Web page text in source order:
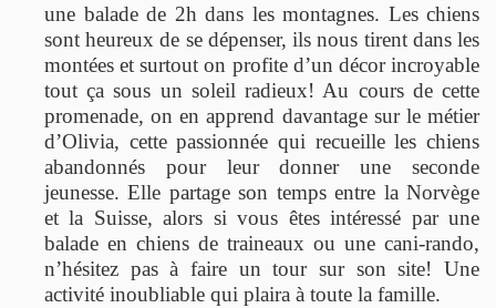
une balade de 2h dans les montagnes. Les chiens
sont heureux de se dépenser, ils nous tirent dans les
montées et surtout on profite d’un décor incroyable
tout ça sous un soleil radieux! Au cours de cette
promenade, on en apprend davantage sur le métier
d’Olivia, cette passionnée qui recueille les chiens
abandonnés pour leur donner une seconde
jeunesse. Elle partage son temps entre la Norvège
et la Suisse, alors si vous êtes intéressé par une
balade en chiens de traineaux ou une cani-rando,
n’hésitez pas à faire un tour sur son site! Une
activité inoubliable qui plaira à toute la famille.